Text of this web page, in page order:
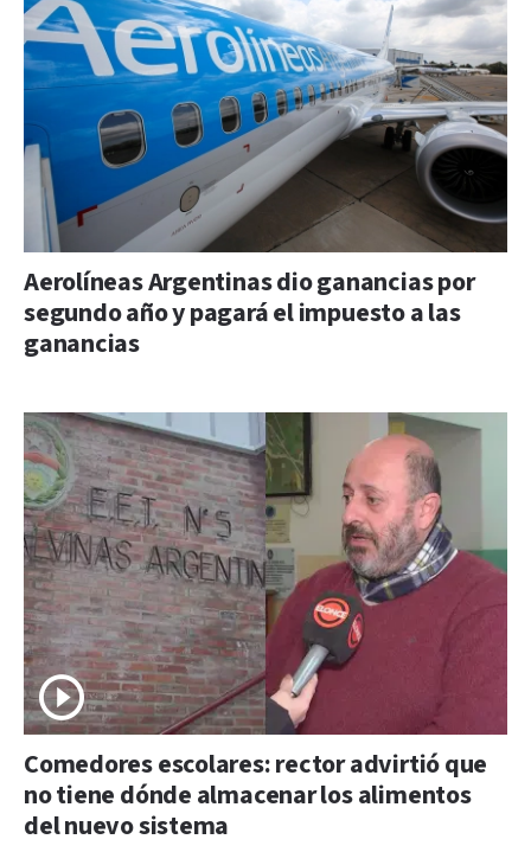
Aerolíneas Argentinas dio ganancias por
segundo año y pagará el impuesto a las
ganancias
Comedores escolares: rector advirtió que
no tiene dónde almacenar los alimentos
del nuevo sistema